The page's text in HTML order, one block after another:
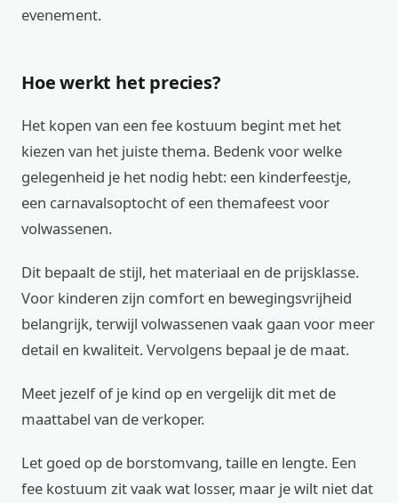
evenement.
Hoe werkt het precies?
Het kopen van een fee kostuum begint met het
kiezen van het juiste thema. Bedenk voor welke
gelegenheid je het nodig hebt: een kinderfeestje,
een carnavalsoptocht of een themafeest voor
volwassenen.
Dit bepaalt de stijl, het materiaal en de prijsklasse.
Voor kinderen zijn comfort en bewegingsvrijheid
belangrijk, terwijl volwassenen vaak gaan voor meer
detail en kwaliteit. Vervolgens bepaal je de maat.
Meet jezelf of je kind op en vergelijk dit met de
maattabel van de verkoper.
Let goed op de borstomvang, taille en lengte. Een
fee kostuum zit vaak wat losser, maar je wilt niet dat